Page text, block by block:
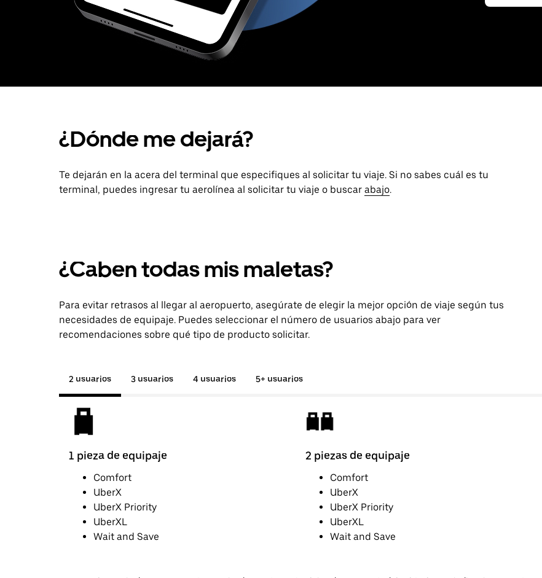
¿Dónde me dejará?
Te dejarán en la acera del terminal que especifiques al solicitar tu viaje. Si no sabes cuál es tu
terminal, puedes ingresar tu aerolínea al solicitar tu viaje o buscar abajo.
¿Caben todas mis maletas?
Para evitar retrasos al llegar al aeropuerto, asegúrate de elegir la mejor opción de viaje según tus
necesidades de equipaje. Puedes seleccionar el número de usuarios abajo para ver
recomendaciones sobre qué tipo de producto solicitar.
2 usuarios 3 usuarios 4 usuarios 5+ usuarios
1 pieza de equipaje
Comfort
UberX
UberX Priority
UberXL
Wait and Save
2 piezas de equipaje
Comfort
UberX
UberX Priority
UberXL
Wait and Save